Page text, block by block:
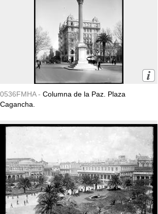
0536FMHA - Columna de la Paz. Plaza
Cagancha.